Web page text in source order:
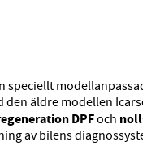
speciellt
den äldre modellen
DPFoch
av bilens